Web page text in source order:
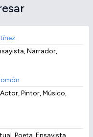
Narrador,
Pintor, Músico,
Poeta, Ensayista